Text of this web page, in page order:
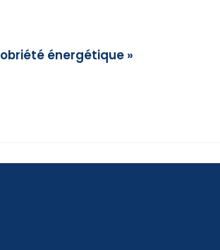
énergétique »